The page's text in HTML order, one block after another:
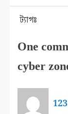
ট্যাগঃ
One
cyber
123